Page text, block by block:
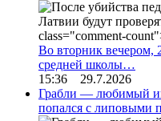
Во вторник вечером,
средней школы…
15:36 29.7.2026
Грабли — любимый
попался с липовыми